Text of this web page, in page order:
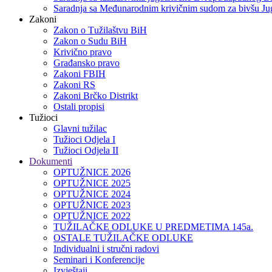
Saradnja sa Međunarodnim krivičnim sudom za bivšu
Zakoni
Zakon o Тužilaštvu BiH
Zakon o Sudu BiH
Krivično pravo
Građansko pravo
Zakoni FBIH
Zakoni RS
Zakoni Brčko Distrikt
Ostali propisi
Tužioci
Glavni tužilac
Tužioci Odjela I
Tužioci Odjela II
Dokumenti
OPTUŽNICE 2026
OPTUŽNICE 2025
OPTUŽNICE 2024
OPTUŽNICE 2023
OPTUŽNICE 2022
TUŽILAČKE ODLUKE U PREDMETIMA 145a.
OSTALE TUŽILAČKE ODLUKE
Individualni i stručni radovi
Seminari i Konferencije